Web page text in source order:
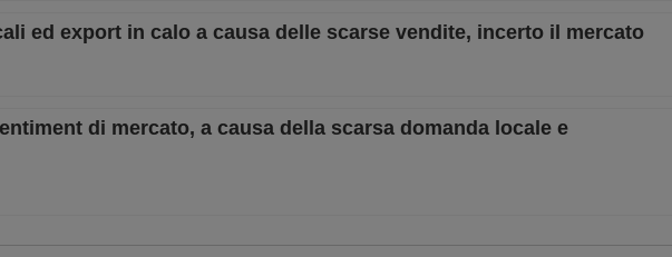
ed export in calo a causa delle scarse vendite, incerto il mercato
di mercato, a causa della scarsa domanda locale e